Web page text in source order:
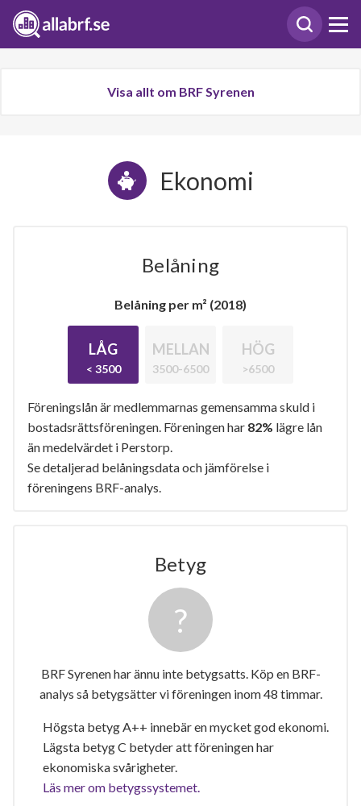
Visa allt om BRF Syrenen
Ekonomi
Belåning
Belåning per m² (2018)
LÅG
< 3500
MELLAN
3500-6500
HÖG
>6500
Föreningslån är medlemmarnas gemensamma skuld i
bostadsrättsföreningen. Föreningen har 82% lägre lån
än medelvärdet i Perstorp.
Se detaljerad belåningsdata och jämförelse i
föreningens BRF-analys.
Betyg
BRF Syrenen har ännu inte betygsatts. Köp en BRF-
analys så betygsätter vi föreningen inom 48 timmar.
Högsta betyg A++ innebär en mycket god ekonomi.
Lägsta betyg C betyder att föreningen har
ekonomiska svårigheter.
Läs mer om betygssystemet.